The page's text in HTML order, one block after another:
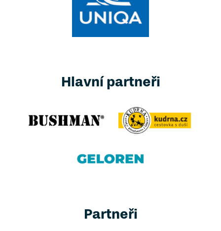
Hlavní partneři
Partneři